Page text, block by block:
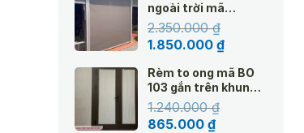
ngoài trời mã
Amazon
2.350.000₫
Giá
là:
2.350.000 ₫.
1.850.000 ₫Giá
tại
là:
Rèm to ong mã BO
103 gắn trên khung
kính hệ 25 màu kem
1.240.000₫
Giá
865.000 ₫Giá